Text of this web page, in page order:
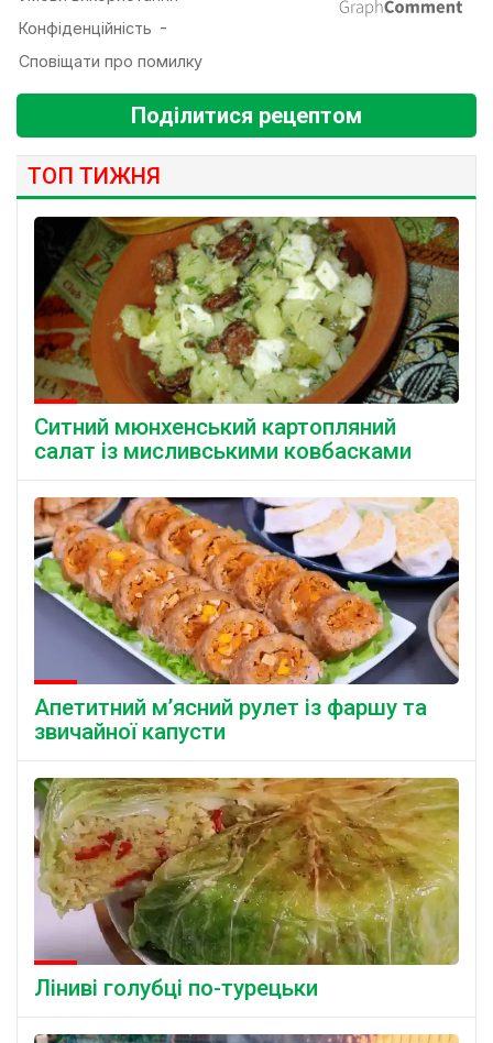
Поділитися рецептом
ТОП ТИЖНЯ
Ситний мюнхенський картопляний
салат із мисливськими ковбасками
Апетитний м’ясний рулет із фаршу та
звичайної капусти
Ліниві голубці по-турецьки